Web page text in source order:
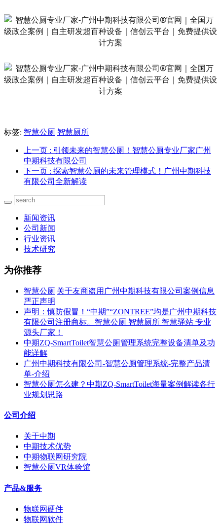
标签: 智慧公厕 智慧厕所
上一页 : 引领未来的智慧公厕！智慧公厕专业厂家广州
中期科技有限公司
下一页 : 探索智慧公厕的未来管理模式！广州中期科技
有限公司全新解读
新闻资讯
公司新闻
行业资讯
技术研究
为你推荐
智慧公厕|关于友商盗用广州中期科技有限公司案例信息
严正声明
声明：慎防假冒！“中期”“ZONTREE”均是广州中期科技
有限公司注册商标。智慧公厕 智慧厕所 智慧驿站 专业
源头厂家！
中期ZQ-SmartToilet智慧公厕管理系统完整设备清单及功
能详解
广州中期科技有限公司-智慧公厕管理系统-完整产品清
单-介绍
智慧公厕怎么建？中期ZQ-SmartToilet海量案例解读各行
业规划思路
公司介绍
关于中期
中期技术优势
中期物联网研究院
智慧公厕VR体验馆
产品&服务
物联网硬件
物联网软件